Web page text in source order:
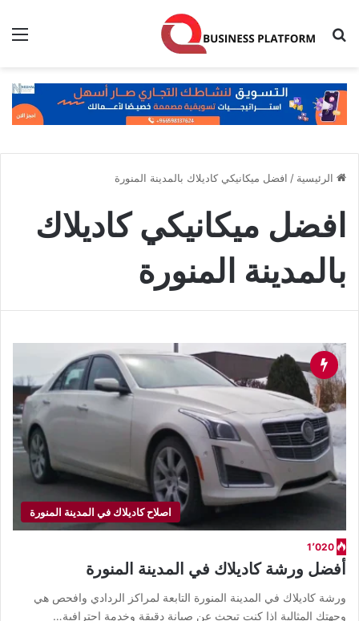
بحث عن
الرئيسية / افضل ميكانيكي كاديلاك بالمدينة المنورة
افضل ميكانيكي كاديلاك
بالمدينة المنورة
اصلاح كاديلاك في المدينة المنورة
1٬020
أفضل ورشة كاديلاك في المدينة المنورة
​ورشة كاديلاك في المدينة المنورة التابعة لمراكز الردادي وافحص هي
وجهتك المثالية إذا كنت تبحث عن صيانة دقيقة وخدمة احترافية…